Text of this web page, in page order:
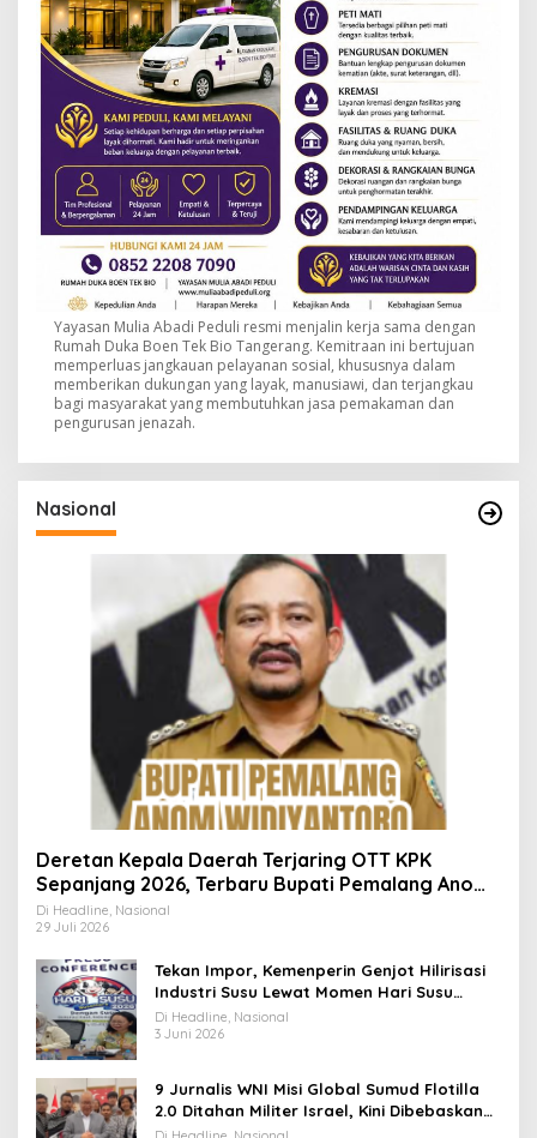
Yayasan Mulia Abadi Peduli resmi menjalin kerja sama dengan
Rumah Duka Boen Tek Bio Tangerang. Kemitraan ini bertujuan
memperluas jangkauan pelayanan sosial, khususnya dalam
memberikan dukungan yang layak, manusiawi, dan terjangkau
bagi masyarakat yang membutuhkan jasa pemakaman dan
pengurusan jenazah.
Nasional
Deretan Kepala Daerah Terjaring OTT KPK
Sepanjang 2026, Terbaru Bupati Pemalang Anom
Widiyantoro
Di Headline, Nasional
29 Juli 2026
Tekan Impor, Kemenperin Genjot Hilirisasi
Industri Susu Lewat Momen Hari Susu
Nusantara 2026
Di Headline, Nasional
3 Juni 2026
9 Jurnalis WNI Misi Global Sumud Flotilla
2.0 Ditahan Militer Israel, Kini Dibebaskan
dan Dievakuasi ke Istanbul